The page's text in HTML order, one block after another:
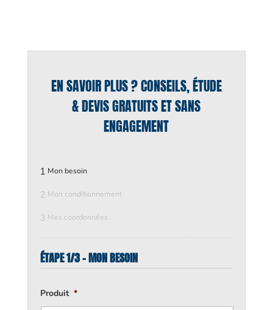
EN SAVOIR PLUS ? CONSEILS, ÉTUDE
& DEVIS GRATUITS ET SANS
ENGAGEMENT
1 Mon besoin
2 Mon conditionnement
3 Mes coordonnées
ÉTAPE 1/3 - MON BESOIN
Produit *